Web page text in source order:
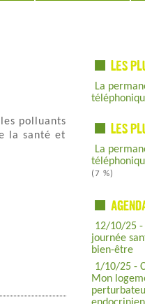
La
La
(7 %)
12/10/25 -
journée
bien-être
1/10/25 -
Mon
polluants
la santé et